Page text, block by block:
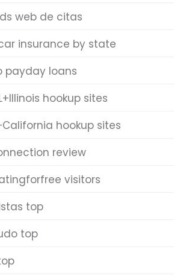
web de citas
insurance by state
payday loans
hookup sites
hookup sites
review
visitors
top
top